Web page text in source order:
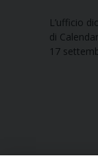
L’ufficio
di
17